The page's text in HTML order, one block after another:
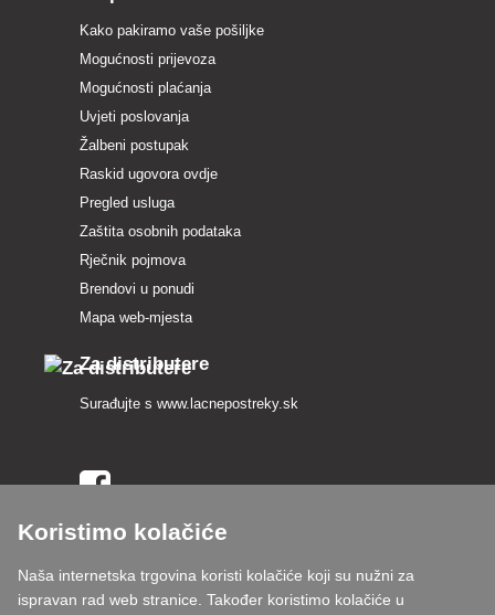
Kako pakiramo vaše pošiljke
Mogućnosti prijevoza
Mogućnosti plaćanja
Uvjeti poslovanja
Žalbeni postupak
Raskid ugovora ovdje
Pregled usluga
Zaštita osobnih podataka
Rječnik pojmova
Brendovi u ponudi
Mapa web-mjesta
Za distributere
Surađujte s www.lacnepostreky.sk
Uvijek ćemo vas profesionalno savjetovati
Reklamacije obrađujemo u roku od 24 sata
Koristimo kolačiće
Naša internetska trgovina koristi kolačiće koji su nužni za
ispravan rad web stranice. Također koristimo kolačiće u